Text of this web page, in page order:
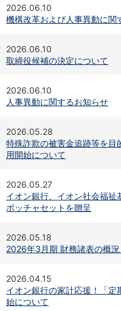
住宅ローン
新規お借入れの方
フラット35
リ・バース60
目的別ローン
目的別ローンマイページ
保険TOP
個人年金保険
医療保険
就業不能保険
認知症保険
海外旅行保険
スマホ保険
傷害保険
カード
クレジットカード
2026.06.10
機構改革および人事異動に関
2026.06.10
取締役候補の決定について
2026.06.10
人事異動に関するお知らせ
2026.05.28
特殊詐欺の被害金追跡等を目
用開始について
2026.05.27
イオン銀行、イオン社会福祉
ボッチャセットを贈呈
2026.05.18
2026年3月期 財務諸表の概況
2026.04.15
イオン銀行の家計応援！「
始について